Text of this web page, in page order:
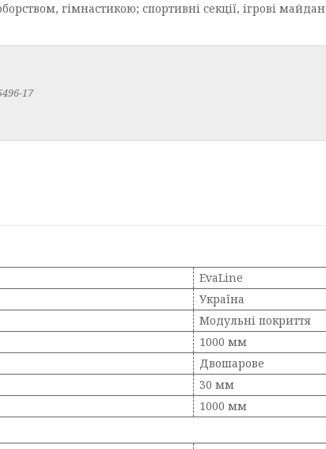
гімнастикою; спортивні секції, ігрові
17
EvaLine
Україна
Модульні покриття
1000 мм
Двошарове
30 мм
1000 мм